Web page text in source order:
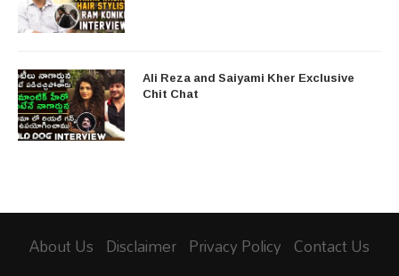
Ali Reza and Saiyami Kher Exclusive
Chit Chat
About Us Disclaimer Privacy Policy Contact Us